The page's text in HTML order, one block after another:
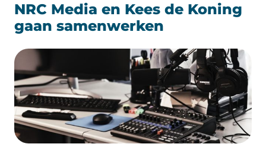
NRC Media en Kees de Koning
gaan samenwerken